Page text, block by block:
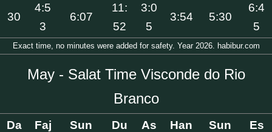
30
4:5
3
6:07
11:
52
3:0
5
3:54 5:30
6:4
5
Exact time, no minutes were added for safety. Year 2026. habibur.com
May - Salat Time Visconde do Rio
Branco
Da
Faj
Sun
Du
As
Han
Sun
Es